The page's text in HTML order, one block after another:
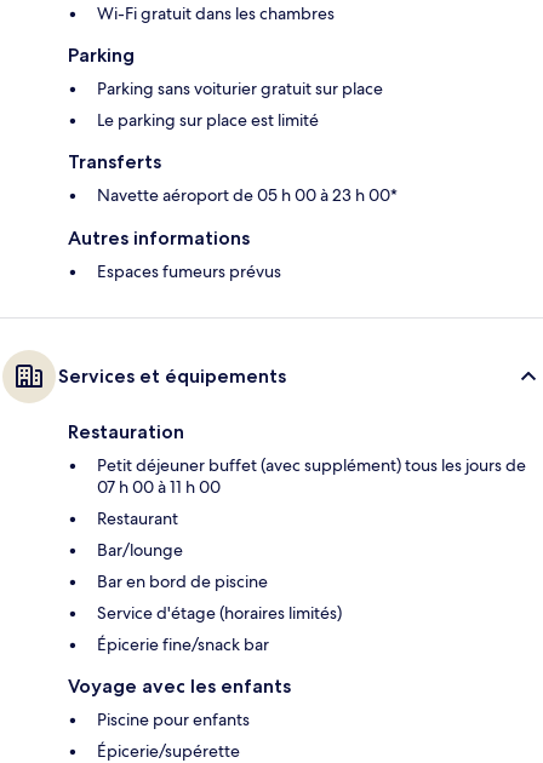
Wi-Fi gratuit dans les chambres
Parking
Parking sans voiturier gratuit sur place
Le parking sur place est limité
Transferts
Navette aéroport de 05 h 00 à 23 h 00*
Autres informations
Espaces fumeurs prévus
Services et équipements
Restauration
Petit déjeuner buffet (avec supplément) tous les jours de
07 h 00 à 11 h 00
Restaurant
Bar/lounge
Bar en bord de piscine
Service d'étage (horaires limités)
Épicerie fine/snack bar
Voyage avec les enfants
Piscine pour enfants
Épicerie/supérette